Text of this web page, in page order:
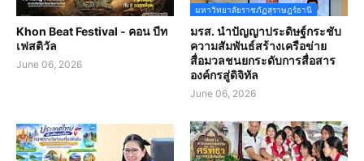
Khon Beat Festival - คอน บีท
เฟสติวัล
June 06, 2026
มหาวิทยาลัยราชภัฏสุราษฎร์ธานี
มรส. นำปัญญาประดิษฐ์กระชับ
ความสัมพันธ์สร้างเครือข่าย
สื่อมวลชนยกระดับการสื่อสาร
องค์กรสู่ดิจิทัล
June 06, 2026